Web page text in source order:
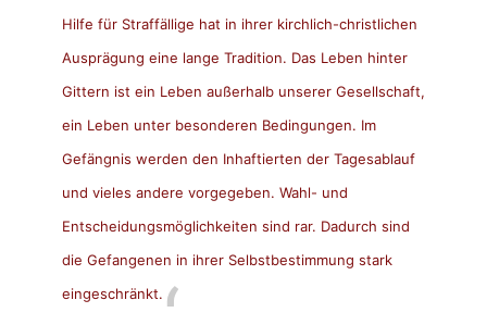
Hilfe für Straffällige hat in ihrer kirchlich-christlichen
Ausprägung eine lange Tradition. Das Leben hinter
Gittern ist ein Leben außerhalb unserer Gesellschaft,
ein Leben unter besonderen Bedingungen. Im
Gefängnis werden den Inhaftierten der Tagesablauf
und vieles andere vorgegeben. Wahl- und
Entscheidungsmöglichkeiten sind rar. Dadurch sind
die Gefangenen in ihrer Selbstbestimmung stark
eingeschränkt.